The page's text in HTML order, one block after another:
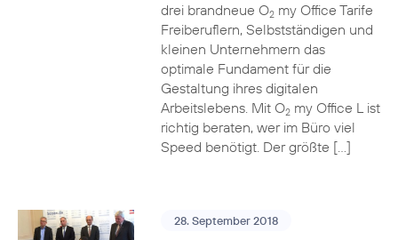
drei brandneue O2my Office Tarife
Freiberuflern, Selbstständigen und
kleinen Unternehmern das
optimale Fundament für die
Gestaltung ihres digitalen
Arbeitslebens. Mit O2my Office L ist
richtig beraten, wer im Büro viel
Speed benötigt. Der größte […]
28. September 2018